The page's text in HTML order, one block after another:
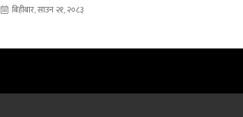
बिहीबार, साउन २१, २०८३